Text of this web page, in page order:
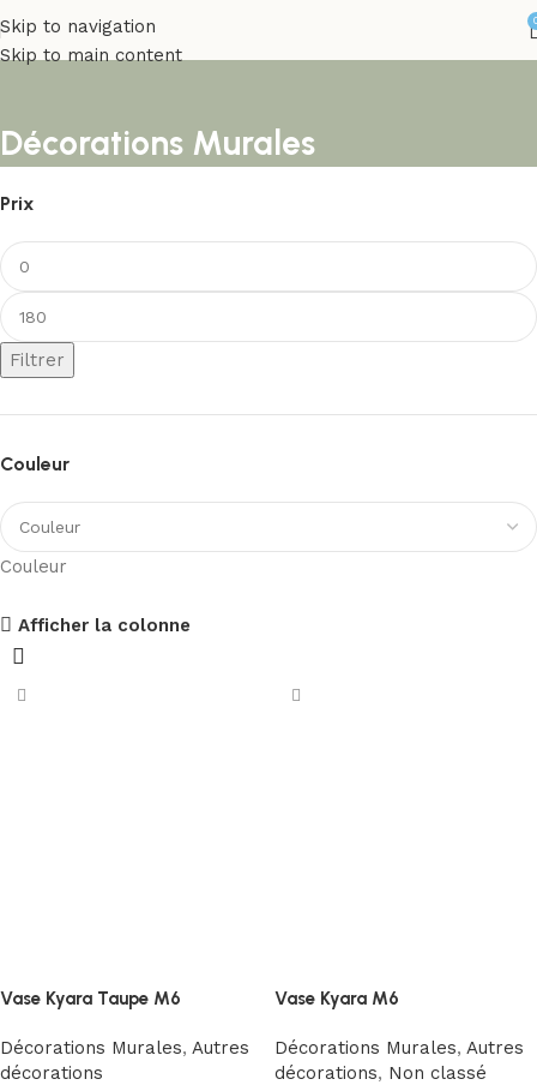
Skip to navigation
Skip to main content
Décorations Murales
Prix
Filtrer
Couleur
Couleur
PANNEAU ACOUSTIQUE VITRÉ OR
Afficher la colonne
Vase Kyara Taupe M6
Décorations Murales, Autres
décorations
Vase Kyara M6
Décorations Murales, Autres
décorations, Non classé